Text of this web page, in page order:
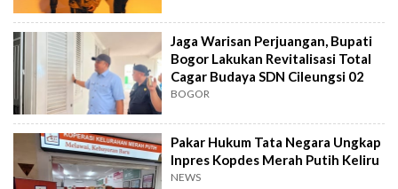
Jaga Warisan Perjuangan, Bupati
Bogor Lakukan Revitalisasi Total
Cagar Budaya SDN Cileungsi 02
BOGOR
Pakar Hukum Tata Negara Ungkap
Inpres Kopdes Merah Putih Keliru
NEWS